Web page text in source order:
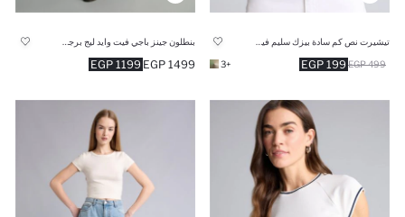
199 EGP 499 EGP
+3
1199 EGP 1499 EGP